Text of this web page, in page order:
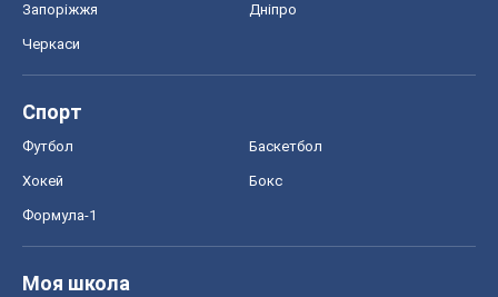
Запоріжжя Дніпро
Черкаси
Спорт
Футбол Баскетбол
Хокей Бокс
Формула-1
Моя школа